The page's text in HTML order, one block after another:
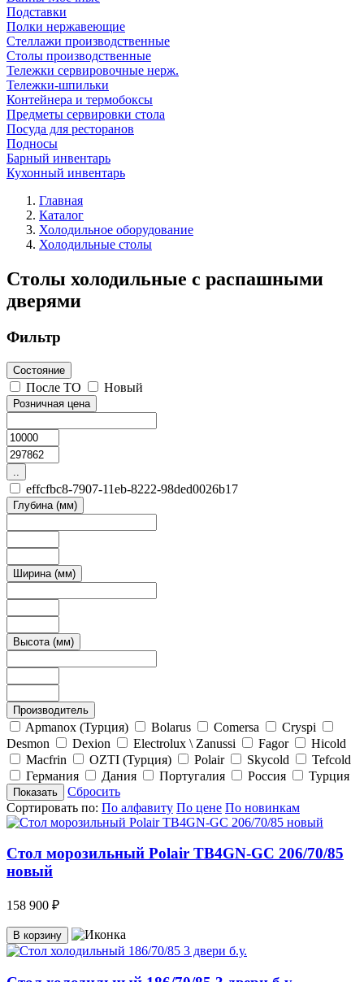
Подставки
Полки нержавеющие
Стеллажи производственные
Столы производственные
Тележки сервировочные нерж.
Тележки-шпильки
Контейнера и термобоксы
Предметы сервировки стола
Посуда для ресторанов
Подносы
Барный инвентарь
Кухонный инвентарь
Главная
Каталог
Холодильное оборудование
Холодильные столы
Столы холодильные с распашными
дверями
Фильтр
Состояние
После ТО Новый
Розничная цена
effcfbc8-7907-11eb-8222-98ded0026b17
Глубина (мм)
Ширина (мм)
Высота (мм)
Производитель
Apmanox (Турция) Bolarus Comersa
Cryspi
Desmon
Dexion Electrolux \ Zanussi Fagor
Hicold
Macfrin
OZTI (Турция) Polair Skycold
Tefcold
Германия
Дания Португалия Россия Турция
Показать
Сбросить
Сортировать по: По алфавиту По цене По новинкам
Стол морозильный Polair TB4GN-GC 206/70/85
новый
158 900 ₽
В корзину